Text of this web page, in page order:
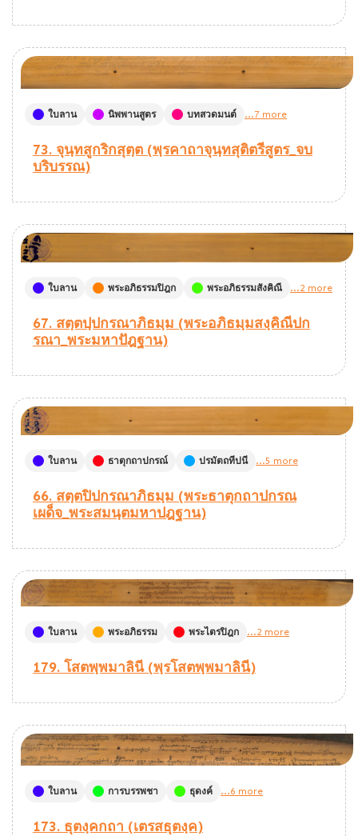
ใบลาน นิพพานสูตร บทสวดมนต์ ...7 more
73. จุนฺทสูกริกสุตฺต (พฺรคาถาจุนฺทสุติตรีสูตร_จบ
บริบรรณ)
ใบลาน พระอภิธรรมปิฎก พระอภิธรรมสังคิณี ...2 more
67. สตฺตปฺปกรณาภิธมฺม (พระอภิธมฺมสงฺคิณีปก
รณา_พระมหาปัฎฐาน)
ใบลาน ธาตุกถาปกรณ์ ปรมัตถทีปนี ...5 more
66. สตฺตปิปกรณาภิธมฺม (พระธาตุกถาปกรณ
เผด็จ_พระสมนฺตมหาปฎฐาน)
ใบลาน พระอภิธรรม พระไตรปิฎก ...2 more
179. โสตพฺพมาลินี (พฺรโสตพฺพมาลินี)
ใบลาน การบรรพชา ธุดงค์ ...6 more
173. ธุตงฺคกถา (เตรสธุตงฺค)